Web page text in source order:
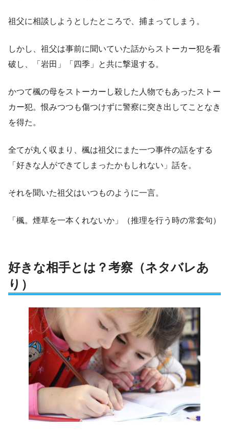
祖父に相談しようとしたところで、捕まってしまう。
しかし、祖父は事前に聞いていた話からストーカー犯を看
破し、「岩田」「四季」と共に撃退する。
かつて楓の母をストーカーし殺した人物でもあったストー
カー犯。恨みつつも傷つけずに警察に突き出してことなき
を得た。
全てが丸く収まり、楓は祖父にまた一つ事件の話をする
「好きな人ができてしまったかもしれない」話を。
それを聞いた祖父はいつものように一言。
「楓。煙草を一本くれないか」（推理を行う時の常套句）
好きな相手とは？考察（ネタバレあ
り）